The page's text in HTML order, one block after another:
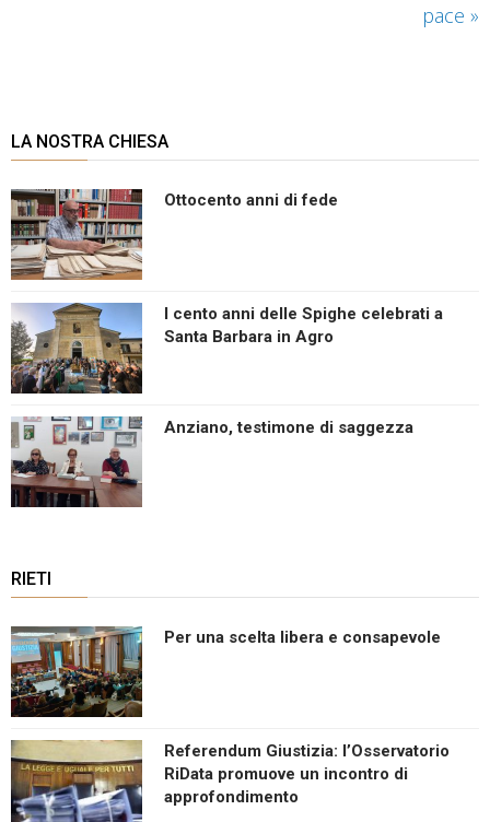
pace »
LA NOSTRA CHIESA
Ottocento anni di fede
I cento anni delle Spighe celebrati a
Santa Barbara in Agro
Anziano, testimone di saggezza
RIETI
Per una scelta libera e consapevole
Referendum Giustizia: l’Osservatorio
RiData promuove un incontro di
approfondimento